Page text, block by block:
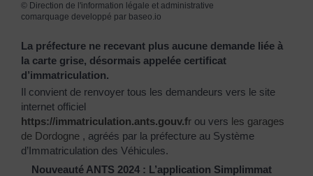
© Direction de l'information légale et administrative
comarquage developpé par baseo.io
La préfecture ne recevant plus aucune demande liée à
la carte grise, désormais appelée certificat
d’immatriculation.
Il convient de renvoyer tous les demandeurs vers le site
internet officiel
https://immatriculation.ants.gouv.fr ou vers les garages
de Dordogne , agréés par la préfecture au Système
d’Immatriculation des Véhicules.
Nouveauté ANTS 2024 : L’application Simplimmat